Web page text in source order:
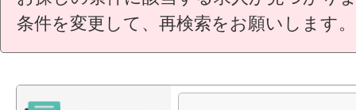
条件を変更して、再検索をお願いします。